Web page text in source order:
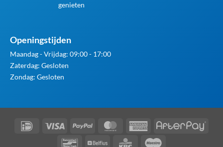
genieten
Openingstijden
Maandag - Vrijdag: 09:00 - 17:00
Zaterdag: Gesloten
Zondag: Gesloten
IDeal Visa PayPal MasterCardAmerican
Express
BancontactBelfius KBC